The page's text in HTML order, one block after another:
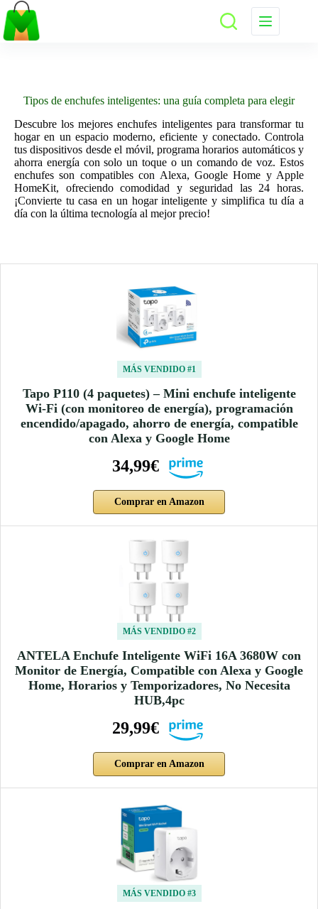
Saltar
al
contenido
Tipos de enchufes inteligentes: una guía completa para elegir
Descubre los mejores enchufes inteligentes para transformar tu
hogar en un espacio moderno, eficiente y conectado. Controla
tus dispositivos desde el móvil, programa horarios automáticos y
ahorra energía con solo un toque o un comando de voz. Estos
enchufes son compatibles con Alexa, Google Home y Apple
HomeKit, ofreciendo comodidad y seguridad las 24 horas.
¡Convierte tu casa en un hogar inteligente y simplifica tu día a
día con la última tecnología al mejor precio!
MÁS VENDIDO #1
Tapo P110 (4 paquetes) – Mini enchufe inteligente
Wi-Fi (con monitoreo de energía), programación
encendido/apagado, ahorro de energía, compatible
con Alexa y Google Home
34,99€
Comprar en Amazon
MÁS VENDIDO #2
ANTELA Enchufe Inteligente WiFi 16A 3680W con
Monitor de Energía, Compatible con Alexa y Google
Home, Horarios y Temporizadores, No Necesita
HUB,4pc
29,99€
Comprar en Amazon
MÁS VENDIDO #3